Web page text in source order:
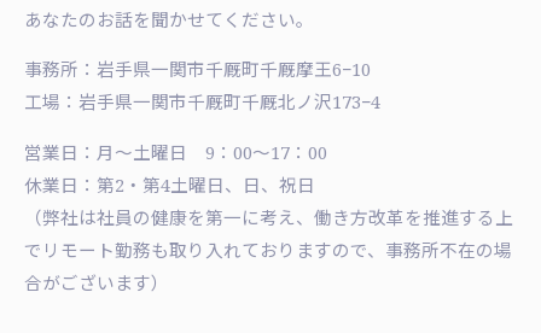
あなたのお話を聞かせてください。
事務所：岩手県一関市千厩町千厩摩王6−10
工場：岩手県一関市千厩町千厩北ノ沢173−4
営業日：月〜土曜日 9：00〜17：00
休業日：第2・第4土曜日、日、祝日
（弊社は社員の健康を第一に考え、働き方改革を推進する上
でリモート勤務も取り入れておりますので、事務所不在の場
合がございます）